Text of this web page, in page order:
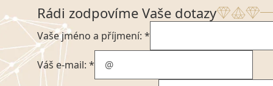
Rádi zodpovíme Vaše dotazy
Vaše jméno a příjmení: *
Váš e-mail: *